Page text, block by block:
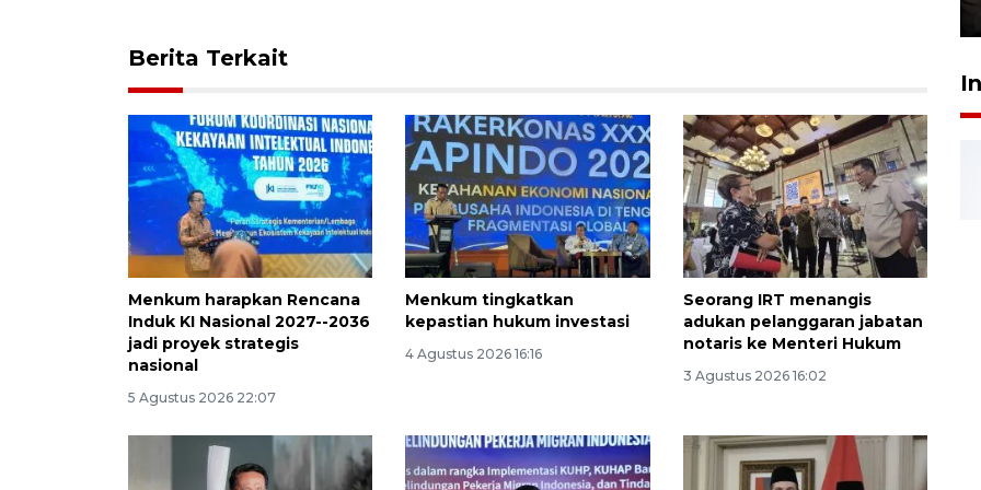
Berita Terkait
Menkum harapkan Rencana
Induk KI Nasional 2027--2036
jadi proyek strategis
nasional
5 Agustus 2026 22:07
Menkum tingkatkan
kepastian hukum investasi
4 Agustus 2026 16:16
Seorang IRT menangis
adukan pelanggaran jabatan
notaris ke Menteri Hukum
3 Agustus 2026 16:02